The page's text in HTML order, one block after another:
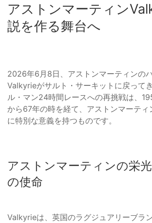
アストンマーティン
説を作る舞台へ
2026年6月8日、アストンマーティンの
Valkyrieがサルト・サーキットに戻って
ル・マン24時間レースへの再挑戦は、
から67年の時を経て、アストンマーティ
に特別な意義を持つものです。
アストンマーティンの栄
の使命
Valkyrieは、英国のラグジュアリーブラ